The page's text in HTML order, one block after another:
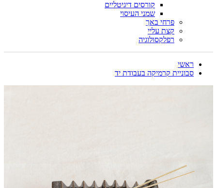
קורסים דיגיטליים
שמני העיסוי
פרחי באך
קצת עליי
רפלקסולוגיה
ראשי
סבוניית קרמיקה בעבודת יד